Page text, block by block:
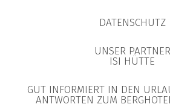
DATENSCHUTZ
UNSER PARTNER
ISI HÜTTE
GUT INFORMIERT IN DEN
ANTWORTEN ZUM